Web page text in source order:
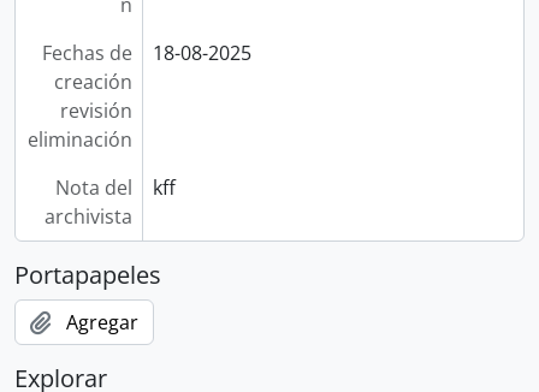
Fechas de
creación
revisión
eliminación
18-08-2025
Nota del
archivista
kff
Portapapeles
Agregar
Explorar